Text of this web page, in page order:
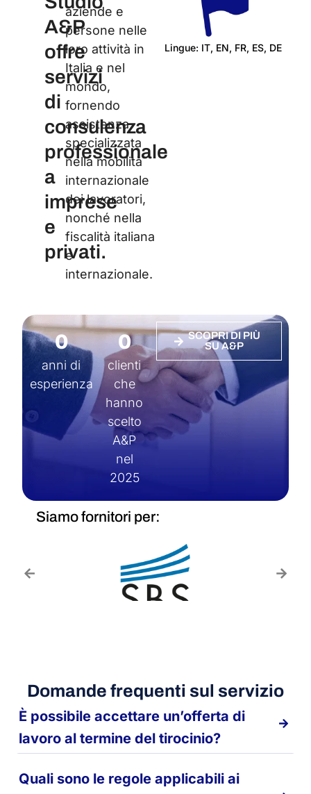
A&P
offre
servizi
di
consulenza
professionale
a
imprese
e
privati.
aziende e
persone nelle
loro attività in
Italia e nel
mondo,
fornendo
assistenza
specializzata
nella mobilità
internazionale
dei lavoratori,
nonché nella
fiscalità italiana
e
internazionale.
Lingue: IT, EN, FR, ES, DE
anni di
esperienza
0
clienti
che
hanno
scelto
A&P
nel
2025
0
SCOPRI DI PIÙ
SU A&P
Siamo fornitori per:
Domande frequenti sul servizio
È possibile accettare un’offerta di
lavoro al termine del tirocinio?
Quali sono le regole applicabili ai